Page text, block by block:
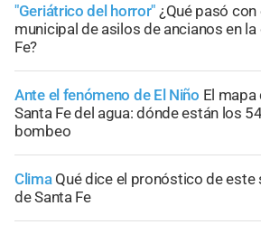
"Geriátrico del horror" ¿Qué pasó
municipal de asilos de ancianos en la
Fe?
Ante el fenómeno de El Niño El
Santa Fe del agua: dónde están los
bombeo
Clima Qué dice el pronóstico de este
de Santa Fe